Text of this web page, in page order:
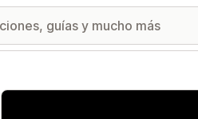
Galería de imágenes destacadas